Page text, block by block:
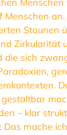
Menschen
Staunen
Zirkularität
die sich
– klar
Das mache